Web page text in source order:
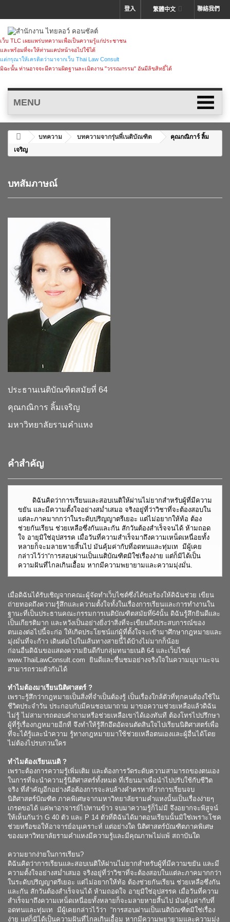
聯絡我們
繁體中文
登入
เว็บ TLC เผยแพร่บทความเพื่อเป็นความรู้แก่ประชาชน
และพร้อมที่จะให้ท่านแคปหน้าจอไปใช้ได้
แต่กรุณาให้เครดิตว่ามาจากเว็บ Thai Law Consult
มิฉะนั้น ท่านอาจจะมีความผิดฐานละเมิดงาน "วรรณกรรม" อันมีลิขสิทธิ์ได้
MENU
บทความ บทความจากรุ่นพี่เนติบัณฑิต
คุณกณิการ์ ลิ้ม
เจริญ
บทสัมภาษณ์
ประธานเนติบัณฑิตสมัยที่ 64
คุณกณิการ ลิ้มเจริญ
มหาวิทยาลัยรามคำแหง
คำสำคัญ
ดิฉันคิดว่าการเรียนและสอบเนติให้ผ่านไม่ยากสำหรับผู้ที่มีความ
ขยัน และมีความตั้งใจอย่างสม่ำเสมอ จริงอยู่ที่ว่าวิชาที่จะต้องสอบใน
แต่ละภาคมากกว่าในระดับปริญญาตรีเยอะ แต่ไม่อยากให้ท้อ ต้อง
ช่วยกันเรียน ช่วยเหลือซึ่งกันและกัน สักวันต้องสำเร็จจนได้ ห้ามถอด
ใจ อายุมิใช่อุปสรรค เมื่อวันที่ความสำเร็จมาถึงความเหน็ดเหนื่อยทั้ง
หลายก็จะมลายหายสิ้นไป มันคุ้มค่ากับที่อดทนและทุ่มเท มีผู้เคย
กล่าวไว้ว่า“การสอบผ่านเป็นเนติบัณฑิตมิใช่เรื่องง่าย แต่ก็มิได้เป็น
ความฝันที่ไกลเกินเอื้อม หากมีความพยายามและความมุ่งมั่น.
เมื่อดิฉันได้รับเชิญจากคณะผู้จัดทำเว็บไซต์ซึ่งได้ขอร้องให้ดิฉันช่วย เขียน
ถ่ายทอดถึงความรู้สึกและความตั้งใจทั้งในเรื่องการเรียนและการทำงานใน
ฐานะที่เป็นประธานคณะกรรมการเนติบัณฑิตสมัยที่64นั้น ดิฉันรู้สึกยินดีและ
เป็นเกียรติมาก และหวังเป็นอย่างยิ่งว่าสิ่งที่จะเขียนถึงประสบการณ์ของ
ตนเองต่อไปนี้จะก่อ ให้เกิดประโยชน์แก่ผู้ที่ตั้งใจจะเข้ามาศึกษากฎหมายและ
มุ่งมั่นที่จะก้าว เดินต่อไปในเส้นทางสายนี้ได้บ้างไม่มากก็น้อย
ก่อนอื่นดิฉันขอแสดงความยินดีกับกลุ่มทนายเนติ 64 และเว็บไซต์
www.ThaiLawConsult.com ยินดีและชื่นชมอย่างจริงใจในความมุมานะจน
สามารถรวมตัวกันได้
ทำไมต้องมาเรียนนิติศาสตร์ ?
เพราะรู้สึกว่ากฎหมายเป็นสิ่งที่จำเป็นต้องรู้ เป็นเรื่องใกล้ตัวที่ทุกคนต้องใช้ใน
ชีวิตประจำวัน ประกอบกับมีคนชอบมาถาม มาขอความช่วยเหลือแล้วดิฉัน
ไม่รู้ ไม่สามารถตอบคำถามหรือช่วยเหลือเขาได้เองทันที ต้องโทรไปปรึกษา
ผู้ที่รู้เรื่องกฎหมายอีกที จึงทำให้รู้สึกอึดอัดจนตัดสินใจไปเรียนนิติศาสตร์เพื่อ
ที่จะได้รู้และนำความ รู้ทางกฎหมายมาใช้ช่วยเหลือตนเองและผู้อื่นได้โดย
ไม่ต้องไปรบกวนใคร
ทำไมต้องเรียนเนติ ?
เพราะต้องการความรู้เพิ่มเติม และต้องการวัดระดับความสามารถของตนเอง
ในการที่จะนำความรู้นิติศาสตร์ทั้งหมด ที่เรียนมาเพื่อนำไปปรับใช้กับชีวิต
จริง ที่สำคัญอีกอย่างคือต้องการจะลบล้างคำครหาที่ว่าการเรียนจบ
นิติศาสตร์บัณฑิต ภาคพิเศษจากมหาวิทยาลัยรามคำแหงนั้นเป็นเรื่องง่ายๆ
เกรดขอได้ แค่พาอาจารย์ไปทานข้าว จบมาความรู้ก็ไม่มี จึงอยากจะพิสูจน์
ให้เห็นกันว่า G 40 ตัว และ P 14 ตัวที่ดิฉันได้มาตอนเรียนนั้นมิใช่เพราะโชค
ช่วยหรือขอให้อาจารย์อนุเคราะห์ แต่อย่างใด นิติศาสตร์บัณฑิตภาคพิเศษ
ของมหาวิทยาลัยรามคำแหงมีความรู้และมีคุณภาพไม่แพ้ สถาบันใด
ความยากง่ายในการเรียน?
ดิฉันคิดว่าการเรียนและสอบเนติให้ผ่านไม่ยากสำหรับผู้ที่มีความขยัน และมี
ความตั้งใจอย่างสม่ำเสมอ จริงอยู่ที่ว่าวิชาที่จะต้องสอบในแต่ละภาคมากกว่า
ในระดับปริญญาตรีเยอะ แต่ไม่อยากให้ท้อ ต้องช่วยกันเรียน ช่วยเหลือซึ่งกัน
และกัน สักวันต้องสำเร็จจนได้ ห้ามถอดใจ อายุมิใช่อุปสรรค เมื่อวันที่ความ
สำเร็จมาถึงความเหน็ดเหนื่อยทั้งหลายก็จะมลายหายสิ้นไป มันคุ้มค่ากับที่
อดทนและทุ่มเท มีผู้เคยกล่าวไว้ว่า “การสอบผ่านเป็นเนติบัณฑิตมิใช่เรื่อง
ง่าย แต่ก็มิได้เป็นความฝันที่ไกลเกินเอื้อม หากมีความพยายามและความมุ่ง